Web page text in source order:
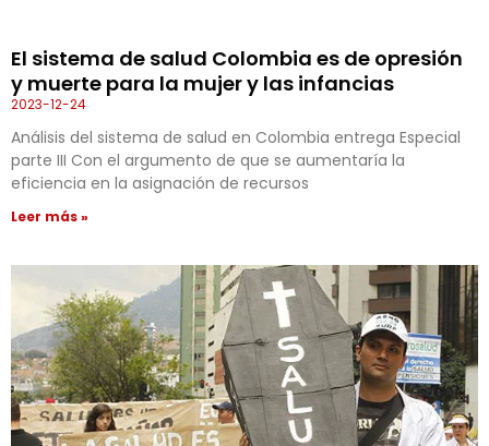
El sistema de salud Colombia es de opresión
y muerte para la mujer y las infancias
2023-12-24
Análisis del sistema de salud en Colombia entrega Especial
parte III Con el argumento de que se aumentaría la
eficiencia en la asignación de recursos
Leer más »